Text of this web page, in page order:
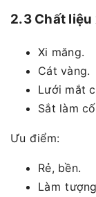
2.3 Chất
Xi măng.
Cát vàng.
Lưới mắt
Sắt làm
Ưu điểm:
Rẻ, bền.
Làm